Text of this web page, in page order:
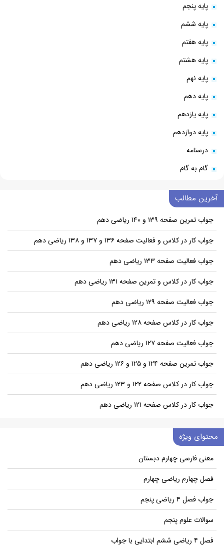
پایه پنجم
پایه ششم
پایه هفتم
پایه هشتم
پایه نهم
پایه دهم
پایه یازدهم
پایه دوازدهم
درسنامه
گام به گام
آخرین مطالب
جواب تمرین صفحه ۱۳۹ و ۱۴۰ ریاضی دهم
جواب کار در کلاس و فعالیت صفحه ۱۳۶ و ۱۳۷ و ۱۳۸ ریاضی دهم
جواب فعالیت صفحه ۱۳۳ ریاضی دهم
جواب کار در کلاس و تمرین صفحه ۱۳۱ ریاضی دهم
جواب فعالیت صفحه ۱۲۹ ریاضی دهم
جواب کار در کلاس صفحه ۱۲۸ ریاضی دهم
جواب فعالیت صفحه ۱۲۷ ریاضی دهم
جواب تمرین صفحه ۱۲۴ و ۱۲۵ و ۱۲۶ ریاضی دهم
جواب کار در کلاس صفحه ۱۲۲ و ۱۲۳ ریاضی دهم
جواب کار در کلاس صفحه ۱۲۱ ریاضی دهم
محتوای ویژه
معنی فارسی چهارم دبستان
فصل چهارم ریاضی چهارم
جواب فصل ۴ ریاضی پنجم
سوالات علوم پنجم
فصل ۴ ریاضی ششم ابتدایی با جواب